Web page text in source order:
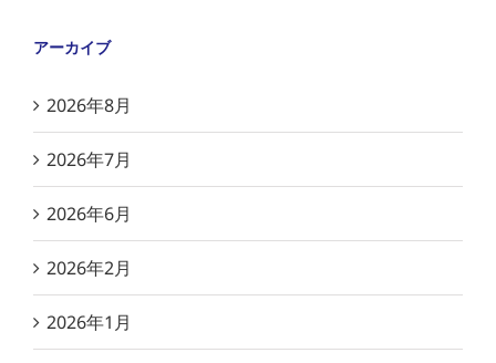
アーカイブ
2026年8月
2026年7月
2026年6月
2026年2月
2026年1月